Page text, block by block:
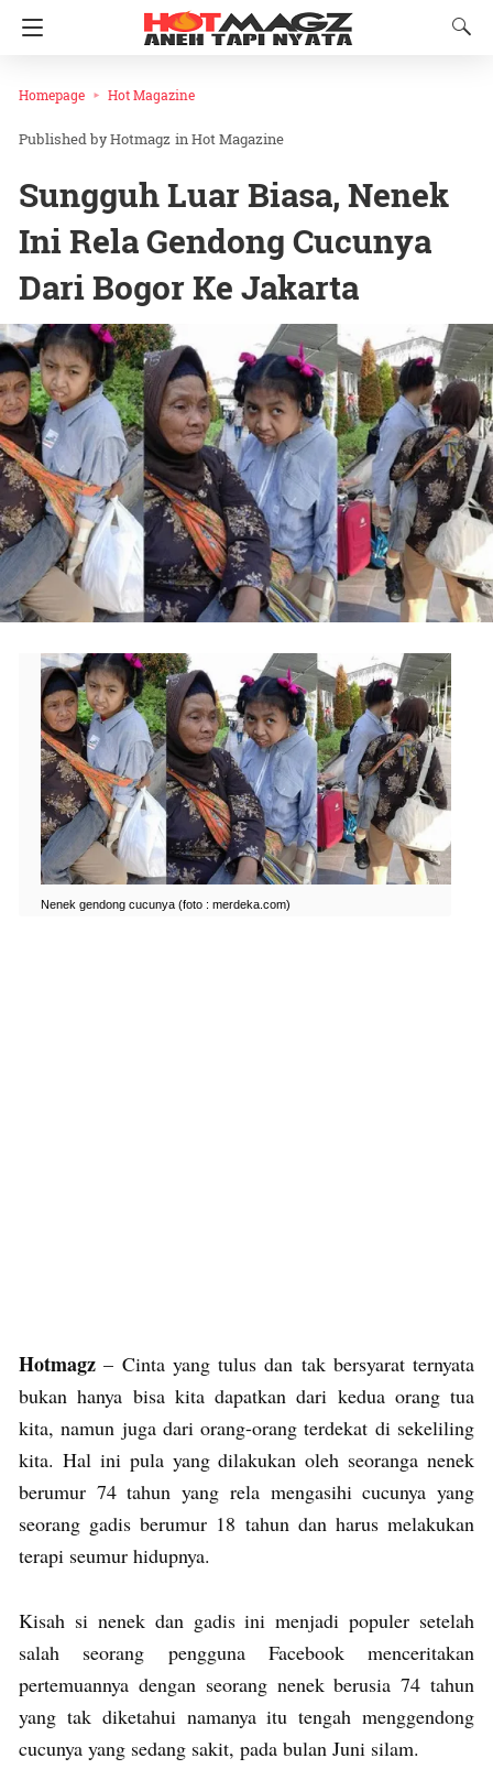
Homepage Hot Magazine
Hotmagz inHot Magazine
Sungguh Luar Biasa, Nenek
Ini Rela Gendong Cucunya
Dari Bogor Ke Jakarta
Nenek gendong cucunya (foto : merdeka.com)
Hotmagz – Cinta yang tulus dan tak bersyarat ternyata
bukan hanya bisa kita dapatkan dari kedua orang tua
kita, namun juga dari orang-orang terdekat di sekeliling
kita. Hal ini pula yang dilakukan oleh seoranga nenek
berumur 74 tahun yang rela mengasihi cucunya yang
seorang gadis berumur 18 tahun dan harus melakukan
terapi seumur hidupnya.
Kisah si nenek dan gadis ini menjadi populer setelah
salah seorang pengguna Facebook menceritakan
pertemuannya dengan seorang nenek berusia 74 tahun
yang tak diketahui namanya itu tengah menggendong
cucunya yang sedang sakit, pada bulan Juni silam.